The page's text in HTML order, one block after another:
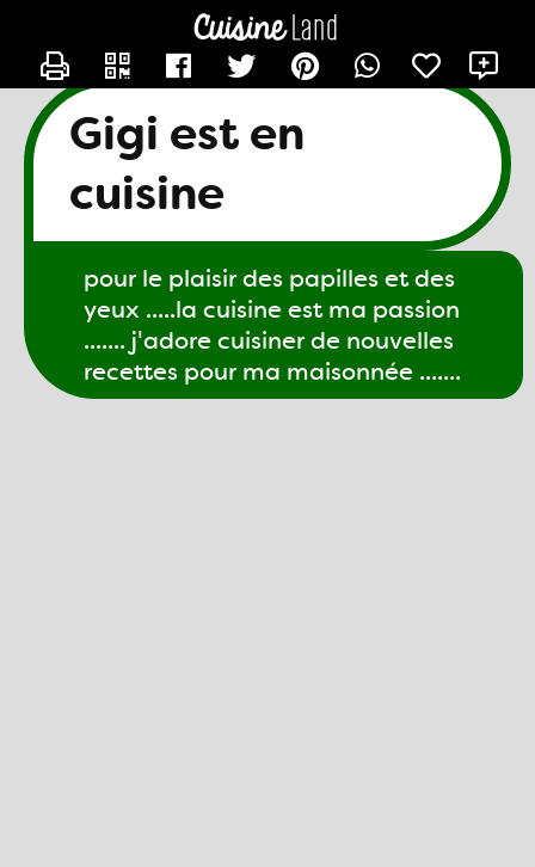
Gigi est en
cuisine
pour le plaisir des papilles et des
yeux .....la cuisine est ma passion
....... j'adore cuisiner de nouvelles
recettes pour ma maisonnée .......
CONTACTER GIGI61